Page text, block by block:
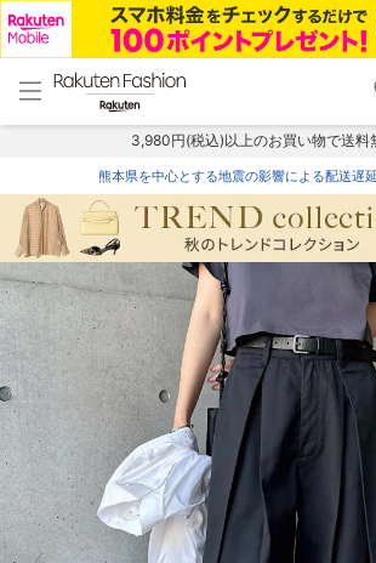
menu home
トップ
3,980円(税込)以上のお買い物で送料
熊本県を中心とする地震の影響による配送遅